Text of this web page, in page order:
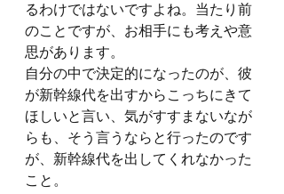
るわけではないですよね。当たり前
のことですが、お相手にも考えや意
思があります。
自分の中で決定的になったのが、彼
が新幹線代を出すからこっちにきて
ほしいと言い、気がすすまないなが
らも、そう言うならと行ったのです
が、新幹線代を出してくれなかった
こと。